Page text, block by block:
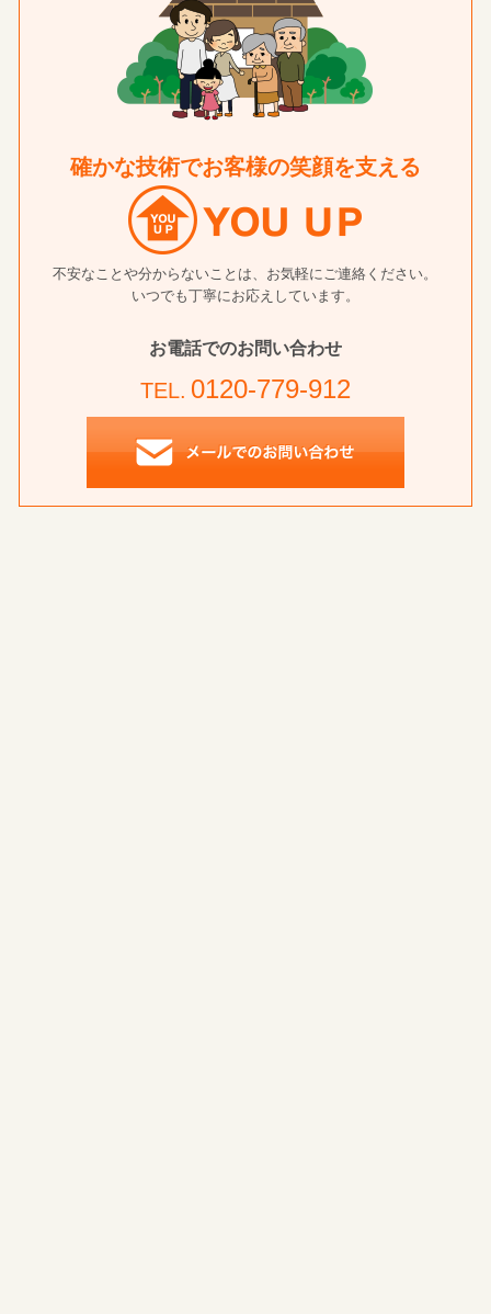
確かな技術でお客様の笑顔を支える
不安なことや分からないことは、お気軽にご連絡ください。
いつでも丁寧にお応えしています。
お電話でのお問い合わせ
TEL. 0120-779-912